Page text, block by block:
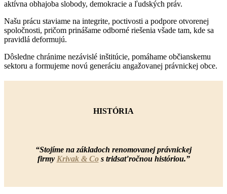
aktívna obhajoba slobody, demokracie a ľudských práv.
Našu prácu staviame na integrite, poctivosti a podpore otvorenej
spoločnosti, pričom prinášame odborné riešenia všade tam, kde sa
pravidlá deformujú.
Dôsledne chránime nezávislé inštitúcie, pomáhame občianskemu
sektoru a formujeme novú generáciu angažovanej právnickej obce.
HISTÓRIA
“Stojíme na základoch renomovanej právnickej
firmy Krivak & Cos tridsaťročnou históriou.”